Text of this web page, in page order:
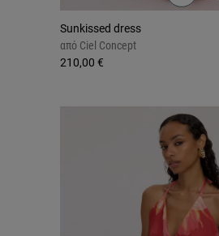
Sunkissed dress
από Ciel Concept
210,00 €